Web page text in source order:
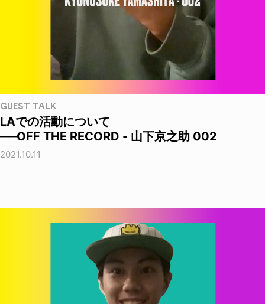
GUEST TALK
LAでの活動について
──OFF THE RECORD - 山下京之助 002
2021.10.11